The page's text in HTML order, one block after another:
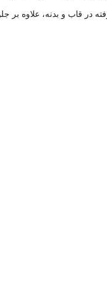
قاب و بدنه، علاوه بر